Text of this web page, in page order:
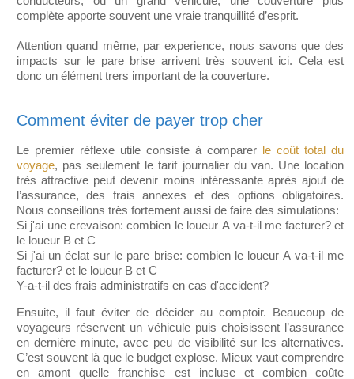
complète apporte souvent une vraie tranquillité d’esprit.
Attention quand même, par experience, nous savons que des
impacts sur le pare brise arrivent très souvent ici. Cela est
donc un élément trers important de la couverture.
Comment éviter de payer trop cher
Le premier réflexe utile consiste à comparer le coût total du
voyage, pas seulement le tarif journalier du van. Une location
très attractive peut devenir moins intéressante après ajout de
l’assurance, des frais annexes et des options obligatoires.
Nous conseillons très fortement aussi de faire des simulations:
Si j'ai une crevaison: combien le loueur A va-t-il me facturer? et
le loueur B et C
Si j'ai un éclat sur le pare brise: combien le loueur A va-t-il me
facturer? et le loueur B et C
Y-a-t-il des frais administratifs en cas d'accident?
Ensuite, il faut éviter de décider au comptoir. Beaucoup de
voyageurs réservent un véhicule puis choisissent l’assurance
en dernière minute, avec peu de visibilité sur les alternatives.
C’est souvent là que le budget explose. Mieux vaut comprendre
en amont quelle franchise est incluse et combien coûte